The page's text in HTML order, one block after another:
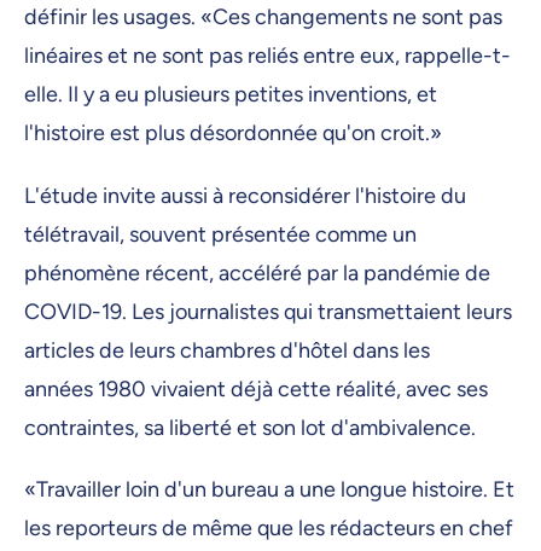
définir les usages. «Ces changements ne sont pas
linéaires et ne sont pas reliés entre eux, rappelle-t-
elle. Il y a eu plusieurs petites inventions, et
l'histoire est plus désordonnée qu'on croit.»
L'étude invite aussi à reconsidérer l'histoire du
télétravail, souvent présentée comme un
phénomène récent, accéléré par la pandémie de
COVID-19. Les journalistes qui transmettaient leurs
articles de leurs chambres d'hôtel dans les
années 1980 vivaient déjà cette réalité, avec ses
contraintes, sa liberté et son lot d'ambivalence.
«Travailler loin d'un bureau a une longue histoire. Et
les reporteurs de même que les rédacteurs en chef